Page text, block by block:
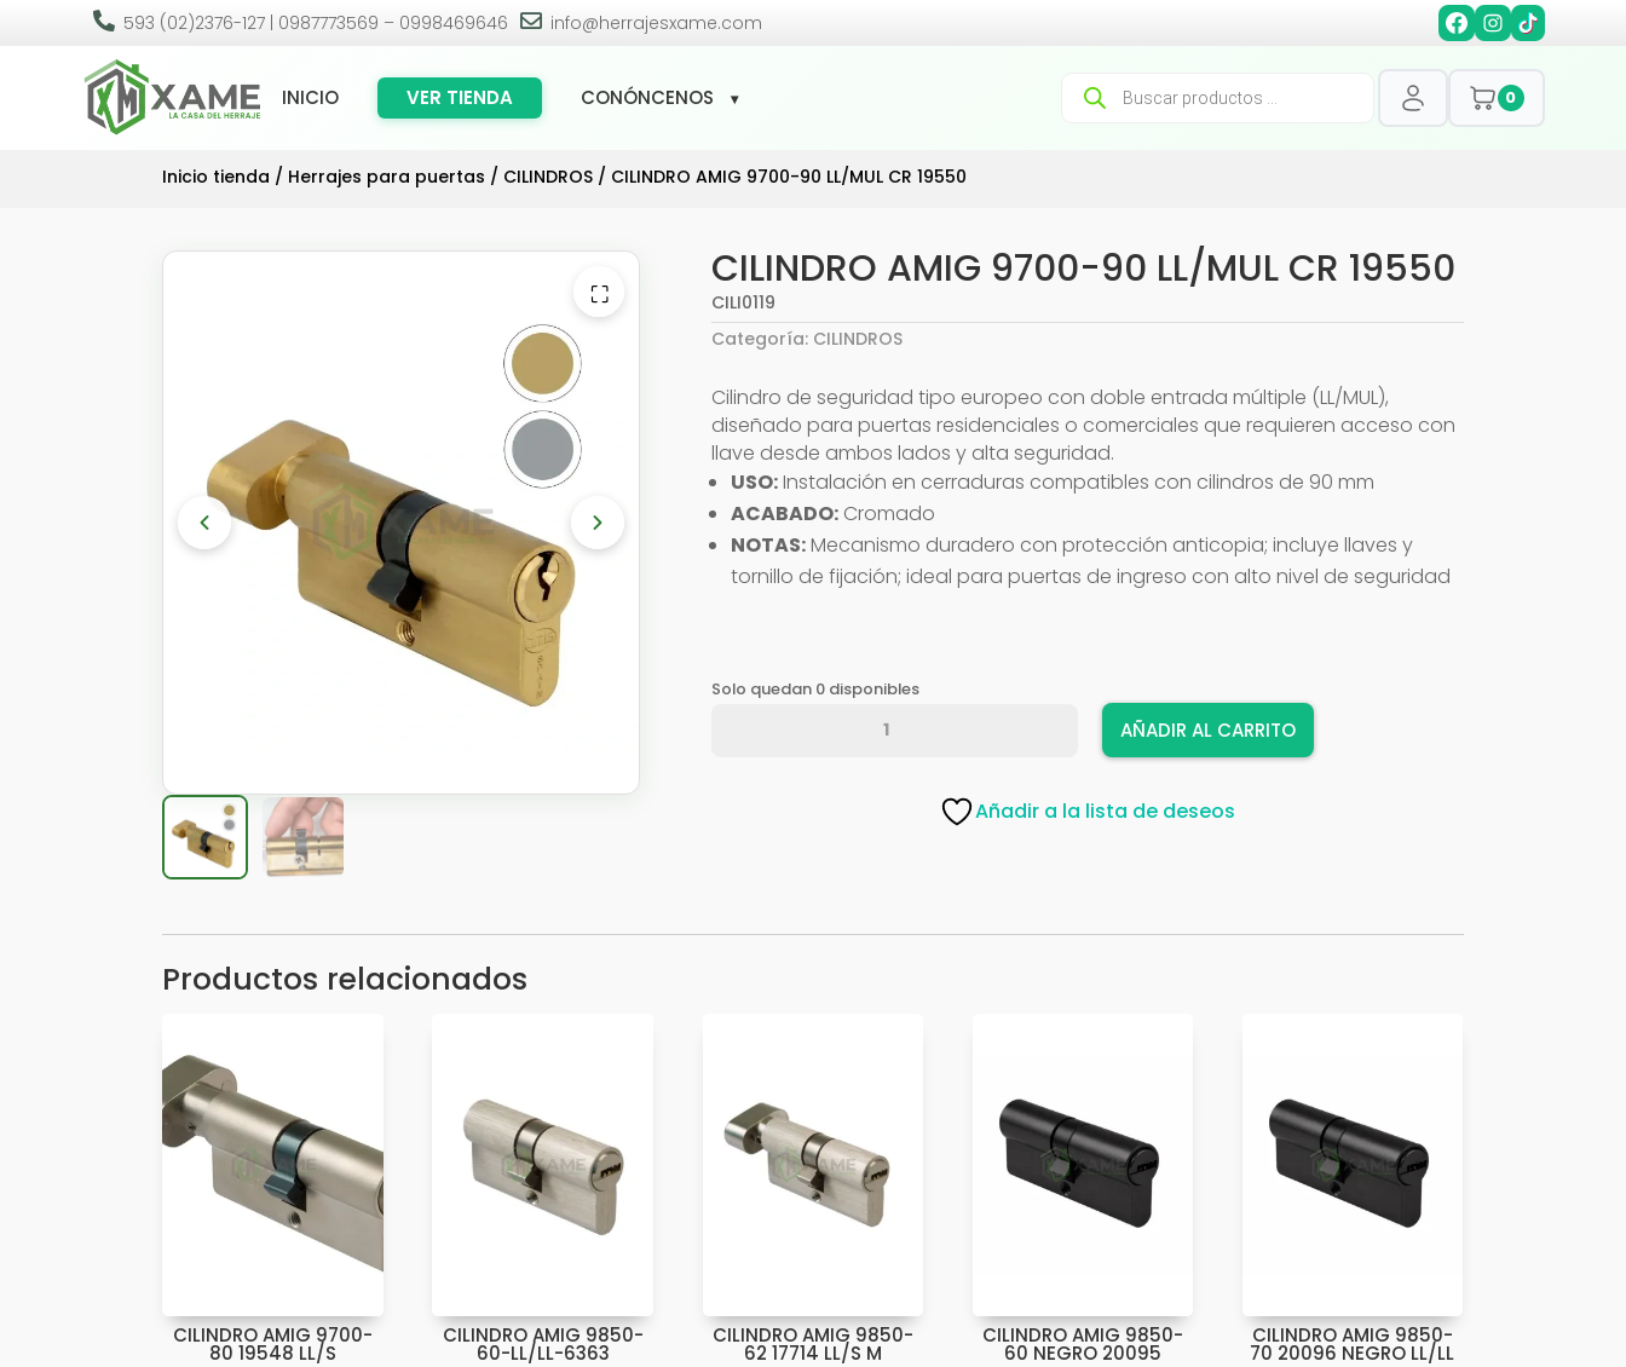
 593 (02)2376-127 | 0987773569 – 0998469646  info@herrajesxame.com
INICIO VER TIENDA CONÓNCENOS
Búsqueda
productos
0
Inicio tienda / Herrajes para puertas / CILINDROS / CILINDRO AMIG 9700-90 LL/MUL CR 19550
⛶ CILINDRO AMIG 9700-90 LL/MUL CR 19550
CILI0119
Categoría: CILINDROS
Cilindro de seguridad tipo europeo con doble entrada múltiple (LL/MUL),
diseñado para puertas residenciales o comerciales que requieren acceso con
llave desde ambos lados y alta seguridad.
USO: Instalación en cerraduras compatibles con cilindros de 90 mm
ACABADO: Cromado
NOTAS: Mecanismo duradero con protección anticopia; incluye llaves y
tornillo de fijación; ideal para puertas de ingreso con alto nivel de seguridad
Solo quedan 0 disponibles
AÑADIR AL CARRITO
Añadir a la lista de deseos
Productos relacionados
CILINDRO AMIG 9700-
80 19548 LL/S
CILINDRO AMIG 9850-
60-LL/LL-6363
CILINDRO AMIG 9850-
62 17714 LL/S M
CILINDRO AMIG 9850-
60 NEGRO 20095
CILINDRO AMIG 9850-
70 20096 NEGRO LL/LL